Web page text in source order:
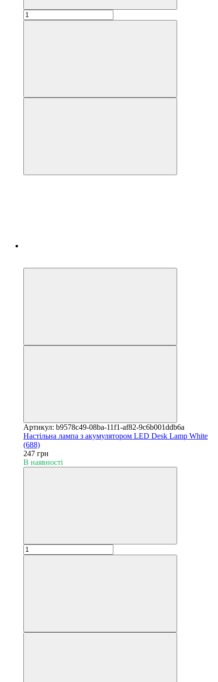
Артикул: b9578c49-08ba-11f1-af82-9c6b001ddb6a
Настільна лампа з акумулятором LED Desk Lamp White
(688)
247 грн
В наявності